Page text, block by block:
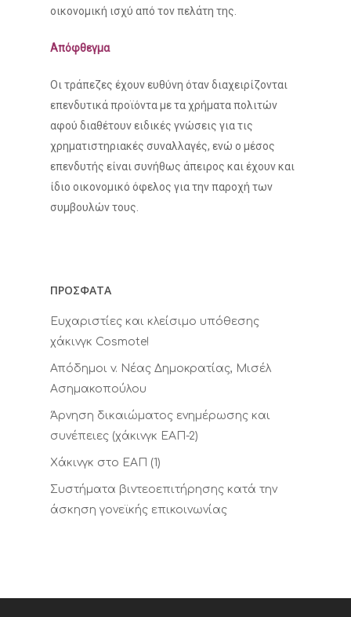
οικονομική ισχύ από τον πελάτη της.
Απόφθεγμα
Οι τράπεζες έχουν ευθύνη όταν διαχειρίζονται
επενδυτικά προϊόντα με τα χρήματα πολιτών
αφού διαθέτουν ειδικές γνώσεις για τις
χρηματιστηριακές συναλλαγές, ενώ ο μέσος
επενδυτής είναι συνήθως άπειρος και έχουν και
ίδιο οικονομικό όφελος για την παροχή των
συμβουλών τους.
ΠΡΟΣΦΑΤΑ
Ευχαριστίες και κλείσιμο υπόθεσης
χάκινγκ Cosmote!
Απόδημοι v. Νέας Δημοκρατίας, Μισέλ
Ασημακοπούλου
Άρνηση δικαιώματος ενημέρωσης και
συνέπειες (χάκινγκ ΕΑΠ-2)
Xάκινγκ στο ΕΑΠ (1)
Συστήματα βιντεοεπιτήρησης κατά την
άσκηση γονεϊκής επικοινωνίας